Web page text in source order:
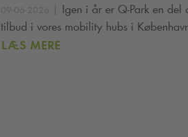
09-06-2026 | Igen i år er Q-Park en del
tilbud i vores mobility hubs i
LÆS MERE